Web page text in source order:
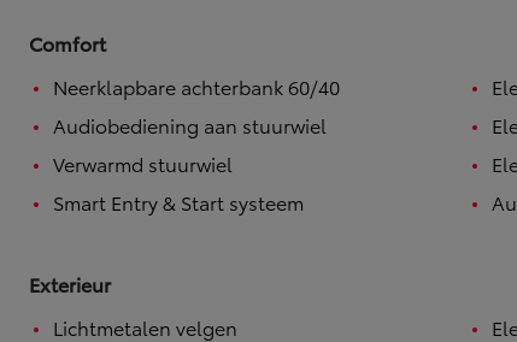
of financiering vanaf
ELEKTRISCH
Comfort
Neerklapbare achterbank 60/40
Audiobediening aan stuurwiel
Verwarmd stuurwiel
Smart Entry & Start systeem
Exterieur
Lichtmetalen velgen